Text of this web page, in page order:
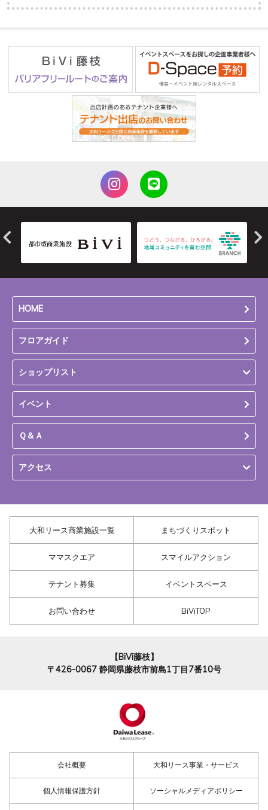
HOME
フロアガイド
ショップリスト
イベント
Ｑ＆Ａ
アクセス
大和リース商業施設一覧 まちづくりスポット
ママスクエア スマイルアクション
テナント募集 イベントスペース
お問い合わせ BiViTOP
【BiVi藤枝】
〒426-0067 静岡県藤枝市前島1丁目7番10号
会社概要 大和リース事業・サービス
個人情報保護方針 ソーシャルメディアポリシー